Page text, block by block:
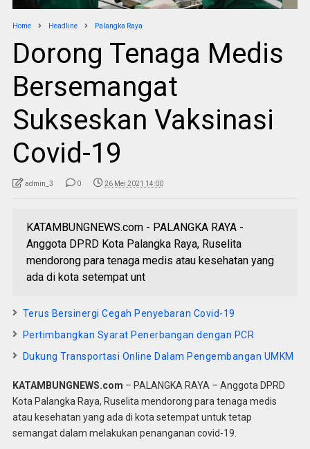
Home Headline Palangka Raya
Dorong Tenaga Medis
Bersemangat
Sukseskan Vaksinasi
Covid-19
admin_3 0 26 Mei 2021 14:00
KATAMBUNGNEWS.com - PALANGKA RAYA -
Anggota DPRD Kota Palangka Raya, Ruselita
mendorong para tenaga medis atau kesehatan yang
ada di kota setempat unt
Terus Bersinergi Cegah Penyebaran Covid-19
Pertimbangkan Syarat Penerbangan dengan PCR
Dukung Transportasi Online Dalam Pengembangan UMKM
KATAMBUNGNEWS.com – PALANGKA RAYA – Anggota DPRD
Kota Palangka Raya, Ruselita mendorong para tenaga medis
atau kesehatan yang ada di kota setempat untuk tetap
semangat dalam melakukan penanganan covid-19.